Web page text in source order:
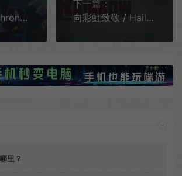
时间石英 / Chronoquartz 循环回合策略冒险游戏
下一篇：
向彩虹致敬 / Hail to the Rainbow 第一人称恐怖冒险游戏
里？